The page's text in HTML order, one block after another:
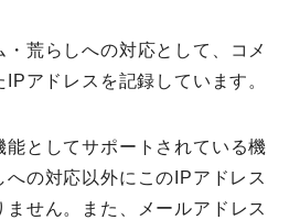
荒らしへの対応として、コメ
アドレスを記録しています。
能としてサポートされている機
の対応以外にこのIPアドレス
ません。また、メールアドレス